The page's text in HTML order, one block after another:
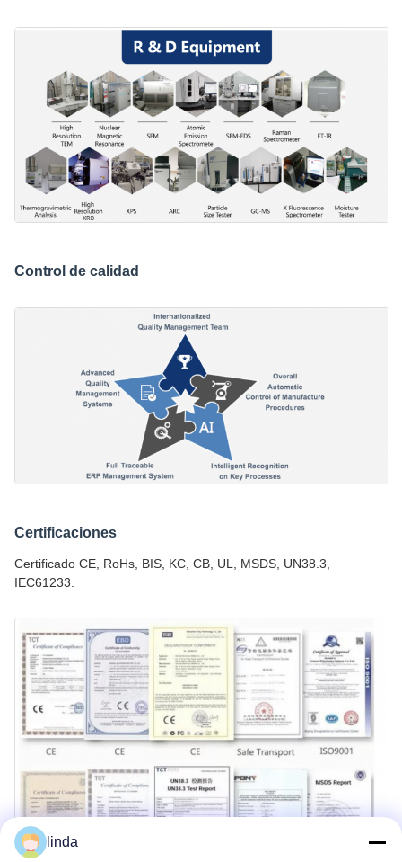
Control de calidad
Certificaciones
Certificado CE, RoHs, BIS, KC, CB, UL, MSDS, UN38.3,
IEC61233.
linda